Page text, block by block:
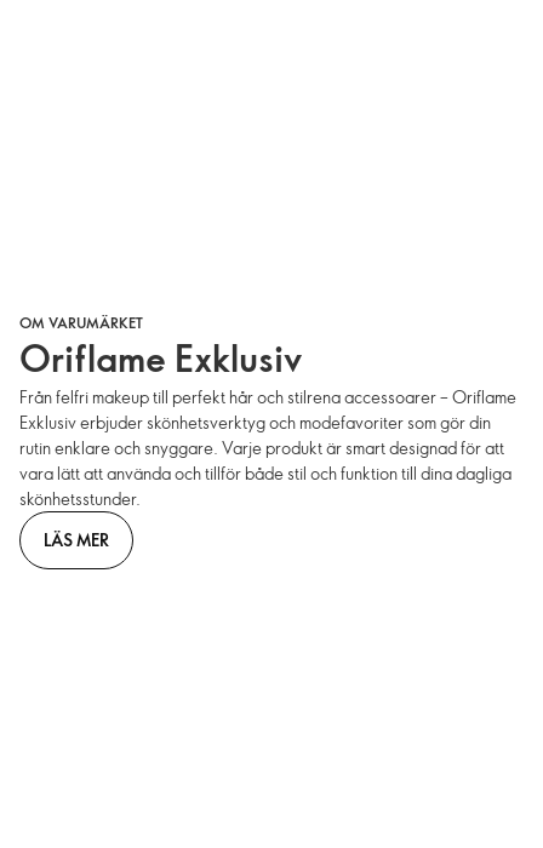
OM VARUMÄRKET
Oriflame Exklusiv
Från felfri makeup till perfekt hår och stilrena accessoarer – Oriflame
Exklusiv erbjuder skönhetsverktyg och modefavoriter som gör din
rutin enklare och snyggare. Varje produkt är smart designad för att
vara lätt att använda och tillför både stil och funktion till dina dagliga
skönhetsstunder.
LÄS MER